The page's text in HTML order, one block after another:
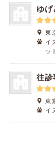
ゆげ
東
イ
ッ
往診
東
イ